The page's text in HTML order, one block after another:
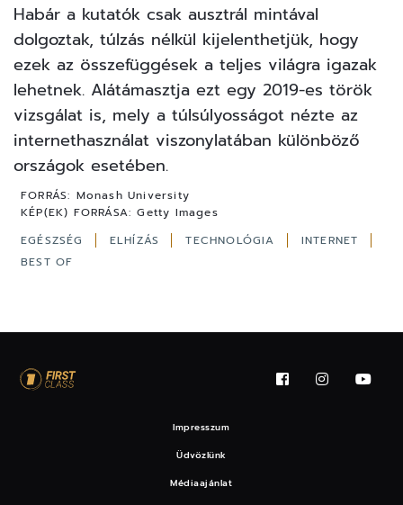
Habár a kutatók csak ausztrál mintával
dolgoztak, túlzás nélkül kijelenthetjük, hogy
ezek az összefüggések a teljes világra igazak
lehetnek. Alátámasztja ezt egy 2019-es török
vizsgálat is, mely a túlsúlyosságot nézte az
internethasználat viszonylatában különböző
országok esetében.
FORRÁS: Monash University
KÉP(EK) FORRÁSA: Getty Images
EGÉSZSÉG
ELHÍZÁS TECHNOLÓGIA
INTERNET
BEST OF
Impresszum
Üdvözlünk
Médiaajánlat